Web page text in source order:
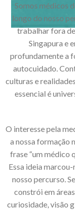
Somos médicos
longo do nosso
trabalhar fora
Singapura e
profundamente a
autocuidado.
culturas e
essencial é
O interesse pela
a nossa formação
frase “um médico
Essa ideia
nosso percurso.
constrói em
curiosidade, visão